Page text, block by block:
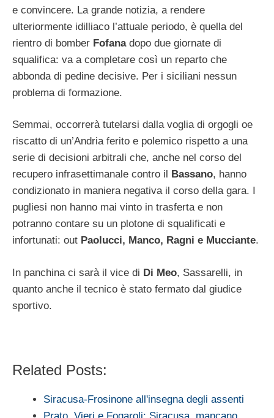
e convincere. La grande notizia, a rendere
ulteriormente idilliaco l’attuale periodo, è quella del
rientro di bomber Fofanadopo due giornate di
squalifica: va a completare così un reparto che
abbonda di pedine decisive. Per i siciliani nessun
problema di formazione.
Semmai, occorrerà tutelarsi dalla voglia di orgogli oe
riscatto di un’Andria ferito e polemico rispetto a una
serie di decisioni arbitrali che, anche nel corso del
recupero infrasettimanale contro il
Bassano, hanno
condizionato in maniera negativa il corso della gara. I
pugliesi non hanno mai vinto in trasferta e non
potranno contare su un plotone di squalificati e
infortunati: out Paolucci, Manco, Ragni e Mucciante.
In panchina ci sarà il vice di Di Meo, Sassarelli, in
quanto anche il tecnico è stato fermato dal giudice
sportivo.
Related Posts:
Siracusa-Frosinone all'insegna degli assenti